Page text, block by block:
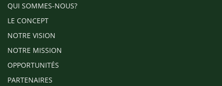
QUI SOMMES-NOUS?
LE CONCEPT
NOTRE VISION
NOTRE MISSION
OPPORTUNITÉS
PARTENAIRES